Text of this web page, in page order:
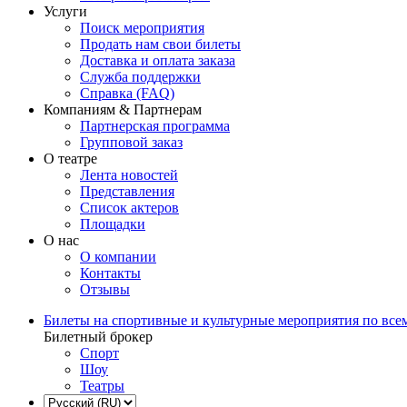
Услуги
Поиск мероприятия
Продать нам свои билеты
Доставка и оплата заказа
Служба поддержки
Справка (FAQ)
Компаниям & Партнерам
Партнерская программа
Групповой заказ
О театре
Лента новостей
Представления
Список актеров
Площадки
О нас
О компании
Контакты
Отзывы
Билеты на спортивные и культурные мероприятия по
Билетный брокер
Спорт
Шоу
Театры